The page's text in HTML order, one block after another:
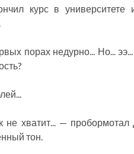
курс в
порах недурно... Но...
хватит... — пробормотал
тон.